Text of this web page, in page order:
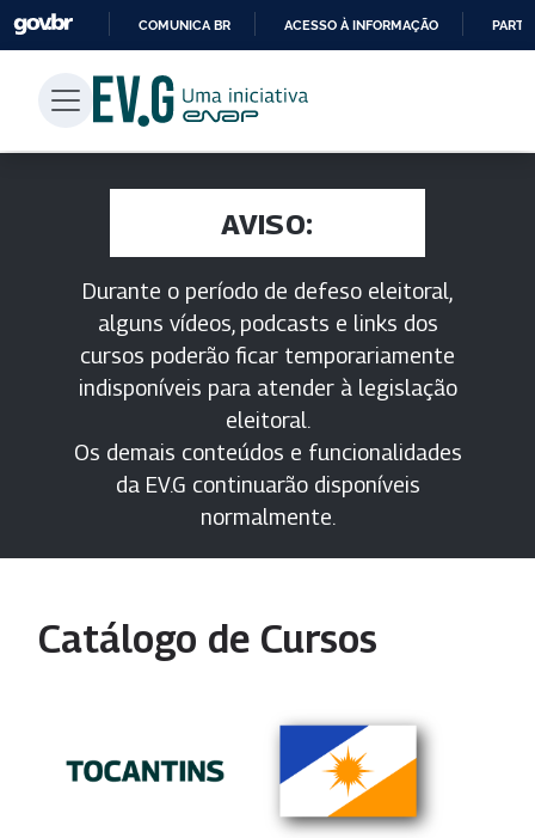
PARA
CONTEÚDO
COMUNICA BR ACESSO À INFORMAÇÃO
AVISO:
Durante o período de defeso eleitoral,
alguns vídeos, podcasts e links dos
cursos poderão ficar temporariamente
indisponíveis para atender à legislação
eleitoral.
Os demais conteúdos e funcionalidades
da EV.G continuarão disponíveis
normalmente.
Catálogo de Cursos